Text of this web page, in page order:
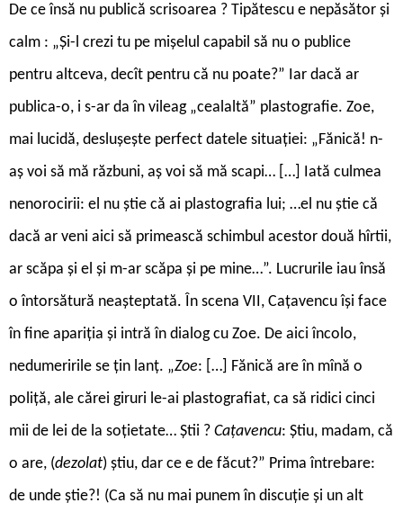
De ce însă nu publică scrisoarea ? Tipătescu e nepăsător și
calm : „Și-l crezi tu pe mișelul capabil să nu o publice
pentru altceva, decît pentru că nu poate?” Iar dacă ar
publica-o, i s-ar da în vileag „cealaltă” plastografie. Zoe,
mai lucidă, deslușește perfect datele situației: „Fănică! n-
aș voi să mă răzbuni, aș voi să mă scapi… […] Iată culmea
nenorocirii: el nu știe că ai plastografia lui; …el nu știe că
dacă ar veni aici să primească schimbul acestor două hîrtii,
ar scăpa și el și m-ar scăpa și pe mine…”. Lucrurile iau însă
o întorsătură neașteptată. În scena VII, Cațavencu își face
în fine apariția și intră în dialog cu Zoe. De aici încolo,
nedumeririle se țin lanț. „Zoe: […] Fănică are în mînă o
poliță, ale cărei giruri le-ai plastografiat, ca să ridici cinci
mii de lei de la soțietate… Știi ? Cațavencu: Știu, madam, că
o are, (dezolat) știu, dar ce e de făcut?” Prima întrebare:
de unde știe?! (Ca să nu mai punem în discuție și un alt